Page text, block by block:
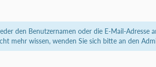
den Benutzernamen oder die E-Mail-
mehr wissen, wenden Sie sich bitte an den